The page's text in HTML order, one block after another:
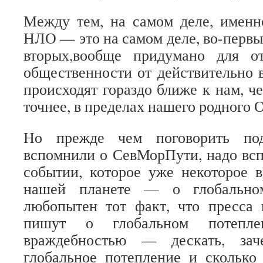
Между тем, на самом деле,
НЛО — это на самом деле, во-
вторых,вообще придумано для
общественности от
происходят гораздо ближе к нам,
точнее, в пределах нашего родного
Но прежде чем поговорить
вспомнили о СевМорПути, надо
событии, которое уже некоторое
нашей планете — о
любопытен тот факт, что
пишут о глобальном
враждебностью — дескать,
глобальное потепление и